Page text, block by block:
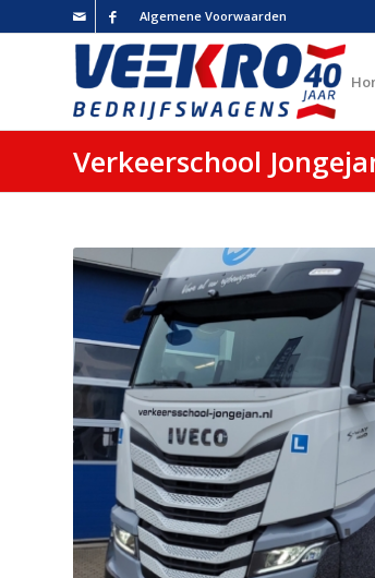
Algemene Voorwaarden
Verkeerschool